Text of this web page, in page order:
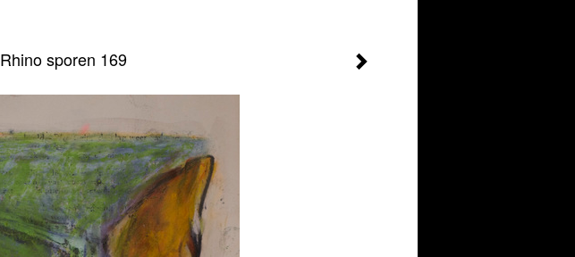
Rhino sporen 169